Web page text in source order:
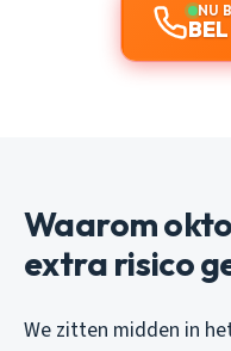
NU
Waarom
extra risico
We zitten midden in